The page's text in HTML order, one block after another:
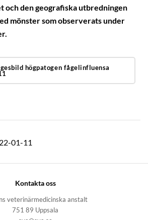
och den geografiska utbredningen
mönster som observerats under
högpatogen fågelinfluensa
01-11
Kontakta oss
veterinärmedicinska anstalt
751 89 Uppsala